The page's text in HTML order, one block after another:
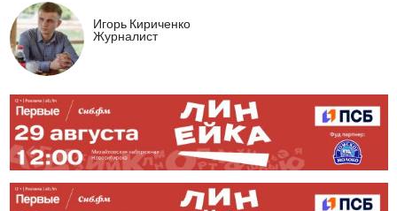
Игорь Кириченко
Журналист